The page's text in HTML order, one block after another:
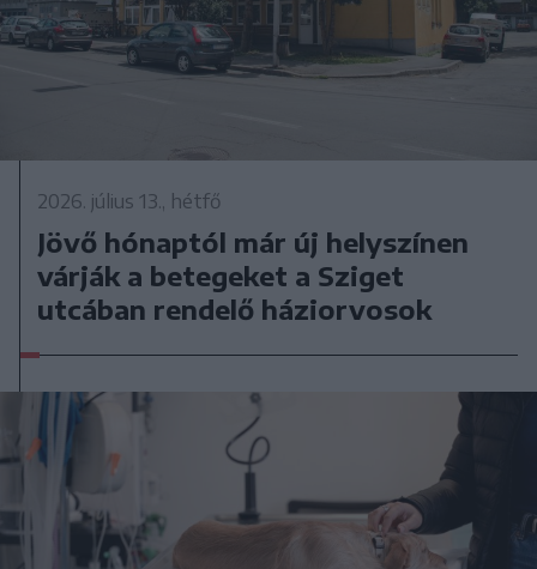
2026. július 13., hétfő
Jövő hónaptól már új helyszínen
várják a betegeket a Sziget
utcában rendelő háziorvosok